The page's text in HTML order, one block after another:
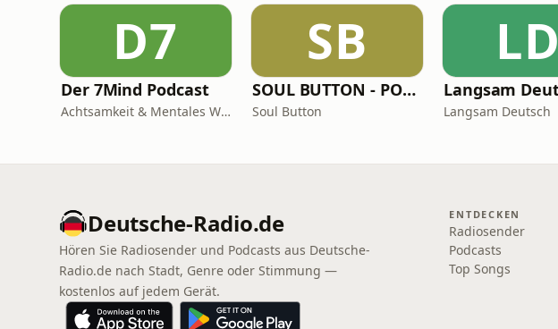
D7
Der 7Mind Podcast
Achtsamkeit & Mentales Wohlbefinden
SB
SOUL BUTTON - PODCAST
Soul Button
LD
Langsam Deutsch
Deutsche-Radio.de
Hören Sie Radiosender und Podcasts aus Deutsche-
Radio.de nach Stadt, Genre oder Stimmung —
kostenlos auf jedem Gerät.
ENTDECKEN
Radiosender
Podcasts
Top Songs